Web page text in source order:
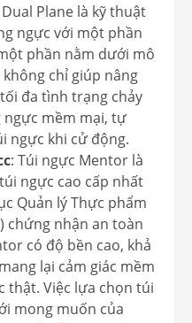
Dual Plane là kỹ thuật
ngực với một phần
phần nằm dưới mô
chỉ giúp nâng
đa tình trạng chảy
ngực mềm mại, tự
ngực khi cử động.
: Túi ngực Mentor là
ngực cao cấp nhất
Quản lý Thực phẩm
chứng nhận an toàn
có độ bền cao, khả
lại cảm giác mềm
thật. Việc lựa chọn túi
mong muốn của